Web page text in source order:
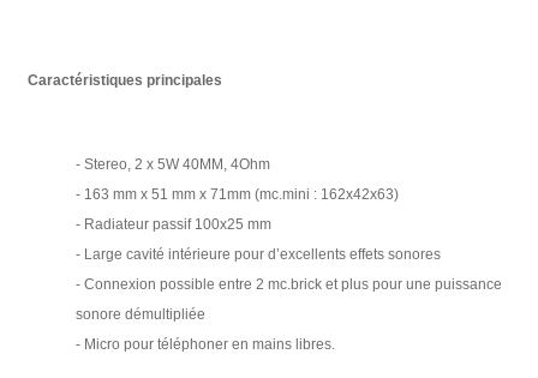
Caractéristiques principales
- Stereo, 2 x 5W 40MM, 4Ohm
- 163 mm x 51 mm x 71mm (mc.mini : 162x42x63)
- Radiateur passif 100x25 mm
- Large cavité intérieure pour d’excellents effets sonores
- Connexion possible entre 2 mc.brick et plus pour une puissance
sonore démultipliée
- Micro pour téléphoner en mains libres.